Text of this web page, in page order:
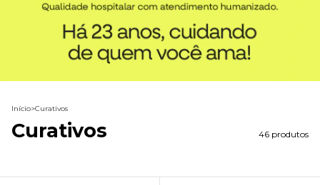
Início>Curativos
Curativos 46 produtos